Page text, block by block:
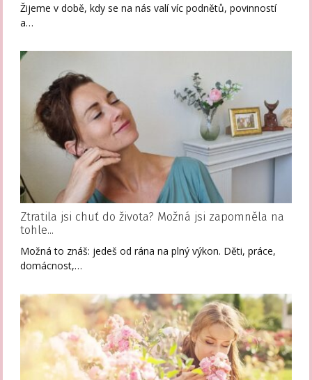
Žijeme v době, kdy se na nás valí víc podnětů, povinností
a…
Ztratila jsi chuť do života? Možná jsi zapomněla na
tohle...
Možná to znáš: jedeš od rána na plný výkon. Děti, práce,
domácnost,…